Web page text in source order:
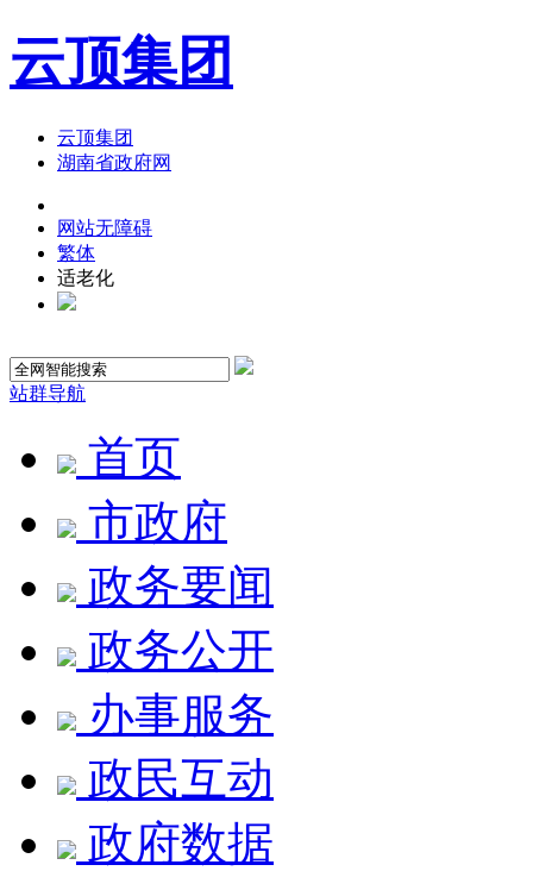
云顶集团
云顶集团
湖南省政府网
网站无障碍
繁体
适老化
站群导航
首页
市政府
政务要闻
政务公开
办事服务
政民互动
政府数据